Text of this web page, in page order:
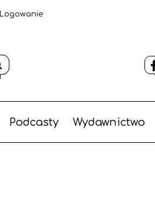
Logowanie
Podcasty Wydawnictwo